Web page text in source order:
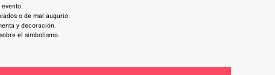
o de mal augurio.
y decoración.
el simbolismo.